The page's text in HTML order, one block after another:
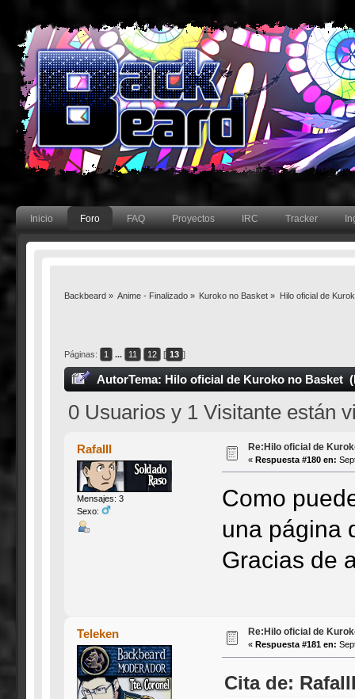
Inicio Foro FAQ Proyectos IRC Tracker
Backbeard» Anime - Finalizado » Kuroko no Basket » Hilo oficial de
Páginas: 1 ... 11 12 [ 13 ]
AutorTema: Hilo oficial de Kuroko no Basket
0 Usuarios y 1 Visitante están
RafaIII
Mensajes: 3
Sexo:
Re:Hilo oficial de
« Respuesta #180 en:
Como
una página
Gracias de
Teleken Re:Hilo oficial de
« Respuesta #181 en:
Cita de: